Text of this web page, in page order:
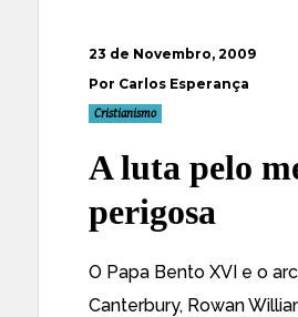
23 de Novembro, 2009
Por Carlos Esperança
Cristianismo
A luta pelo
perigosa
O Papa Bento XVI e o
Canterbury, Rowan